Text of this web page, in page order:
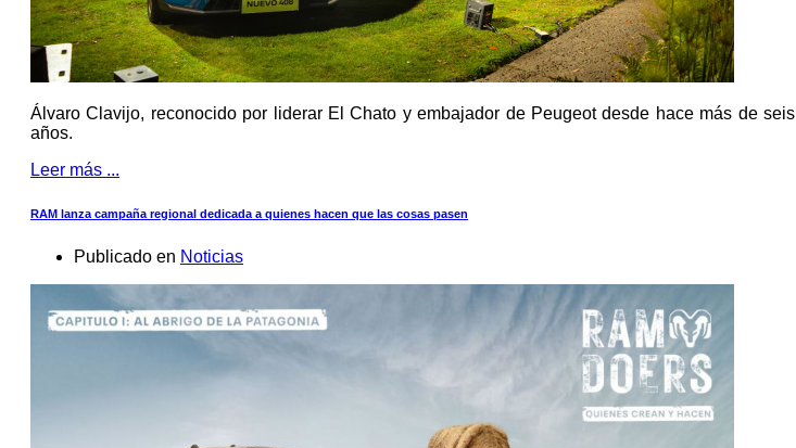
Álvaro Clavijo, reconocido por liderar El Chato y embajador de Peugeot desde hace más de seis
años.
Leer más ...
RAM lanza campaña regional dedicada a quienes hacen que las cosas pasen
Publicado en Noticias